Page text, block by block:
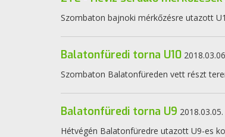
Szombaton bajnoki mérkőzésre utazott
Balatonfüredi torna U10
Szombaton Balatonfüreden vett részt
Balatonfüredi torna U9 2018.03.05.
Hétvégén Balatonfüredre utazott U9-es